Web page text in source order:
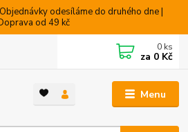
odesíláme do druhého dne |
od 49 kč
Menu
0 ks
za 0 Kč